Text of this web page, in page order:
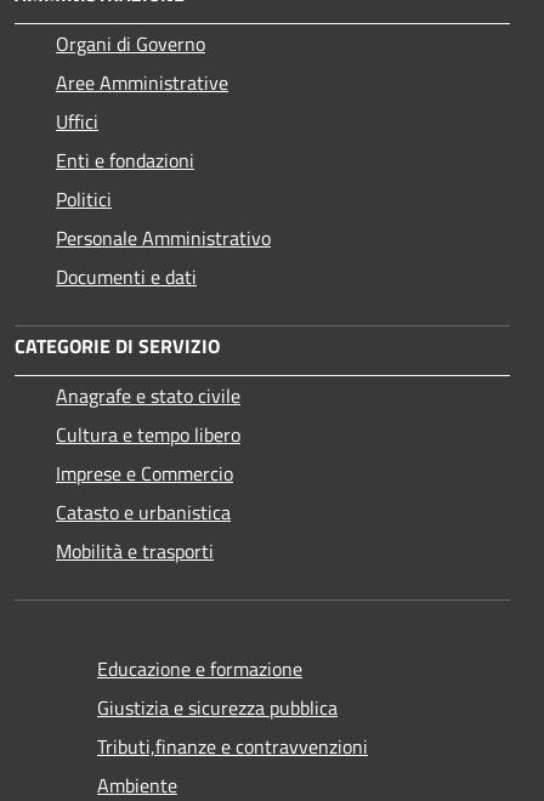
Organi di Governo
Aree Amministrative
Uffici
Enti e fondazioni
Politici
Personale Amministrativo
Documenti e dati
CATEGORIE DI SERVIZIO
Anagrafe e stato civile
Cultura e tempo libero
Imprese e Commercio
Catasto e urbanistica
Mobilità e trasporti
Educazione e formazione
Giustizia e sicurezza pubblica
Tributi,finanze e contravvenzioni
Ambiente